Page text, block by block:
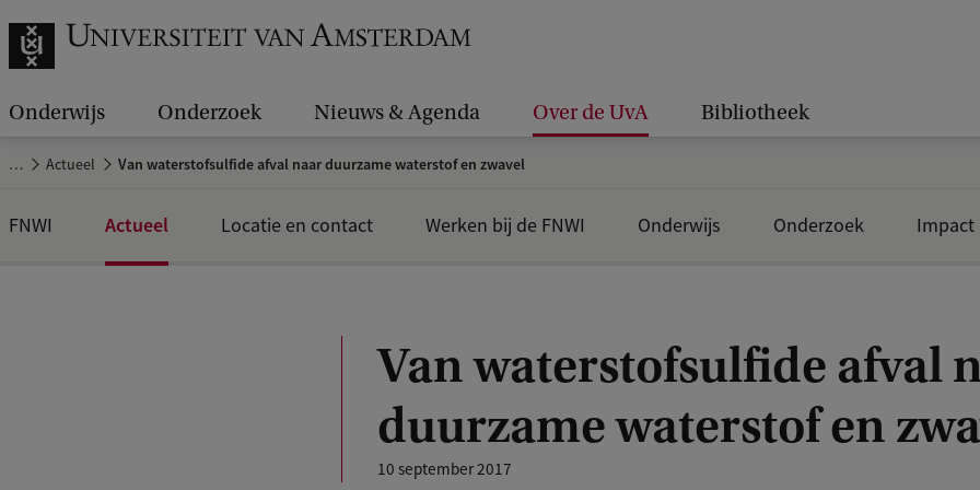
Onderwijs Onderzoek Nieuws & Agenda Over de UvA Bibliotheek
… Actueel Van waterstofsulfide afval naar duurzame waterstof en zwavel
Van waterstofsulfide afval
duurzame waterstof en
10 september 2017
FNWI Actueel Locatie en contact Werken bij de FNWI Onderwijs Onderzoek Impact